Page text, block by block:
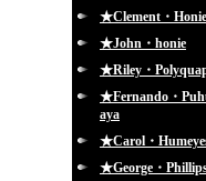
★Clement・Honie
★John・honie
★Riley・
★Fernando・
aya
★Carol・
★George・